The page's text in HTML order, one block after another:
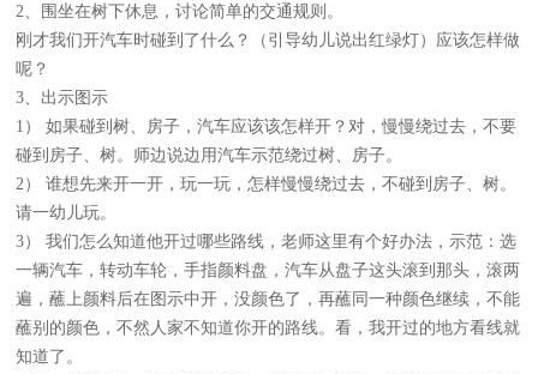
2、围坐在树下休息，讨论简单的交通规则。
刚才我们开汽车时碰到了什么？（引导幼儿说出红绿灯）应该怎样做
呢？
3、出示图示
1） 如果碰到树、房子，汽车应该该怎样开？对，慢慢绕过去，不要
碰到房子、树。师边说边用汽车示范绕过树、房子。
2） 谁想先来开一开，玩一玩，怎样慢慢绕过去，不碰到房子、树。
请一幼儿玩。
3） 我们怎么知道他开过哪些路线，老师这里有个好办法，示范：选
一辆汽车，转动车轮，手指颜料盘，汽车从盘子这头滚到那头，滚两
遍，蘸上颜料后在图示中开，没颜色了，再蘸同一种颜色继续，不能
蘸别的颜色，不然人家不知道你开的路线。看，我开过的地方看线就
知道了。